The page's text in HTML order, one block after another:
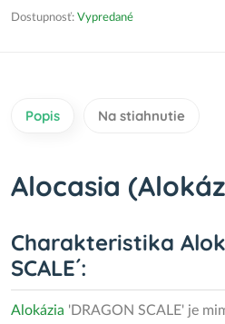
Dostupnosť: Vypredané
Popis Na stiahnutie
Alocasia
Charakteristika
SCALE´:
Alokázia 'DRAGON SCALE' je